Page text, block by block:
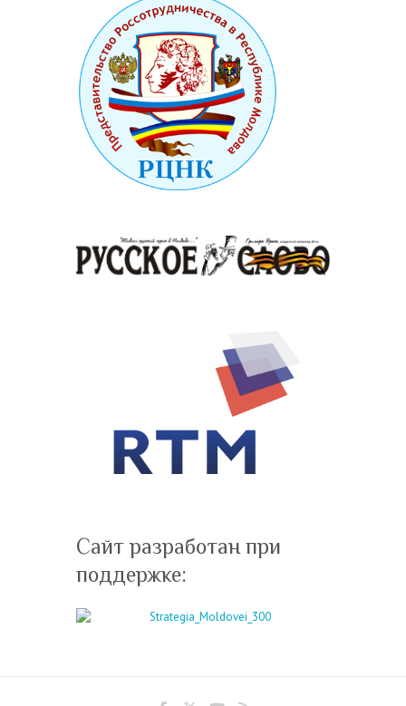
Сайт разработан при
поддержке: